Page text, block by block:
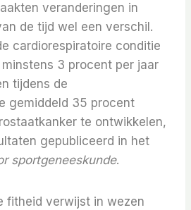
veranderingen in
de tijd wel een verschil.
cardiorespiratoire conditie
3 procent per jaar
tijdens de
gemiddeld 35 procent
te ontwikkelen,
gepubliceerd in het
sportgeneeskunde.
fitheid verwijst in wezen